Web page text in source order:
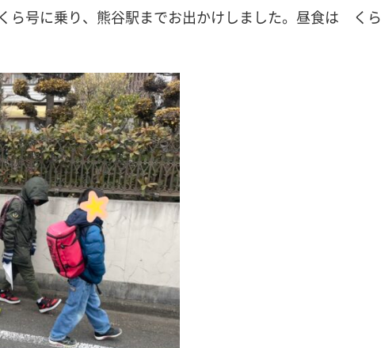
ら号に乗り、熊谷駅までお出かけしました。昼食は くら